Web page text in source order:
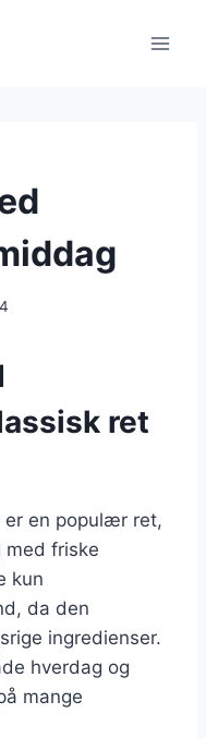
ret
er en populær ret,
med friske
kun
da den
ingredienser.
hverdag og
mange